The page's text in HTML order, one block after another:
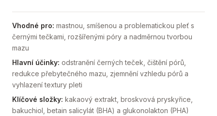
Vhodné pro: mastnou, smíšenou a problematickou pleť s
černými tečkami, rozšířenými póry a nadměrnou tvorbou
mazu
Hlavní účinky: odstranění černých teček, čištění pórů,
redukce přebytečného mazu, zjemnění vzhledu pórů a
vyhlazení textury pleti
Klíčové složky: kakaový extrakt, broskvová pryskyřice,
bakuchiol, betain salicylát (BHA) a glukonolakton (PHA)